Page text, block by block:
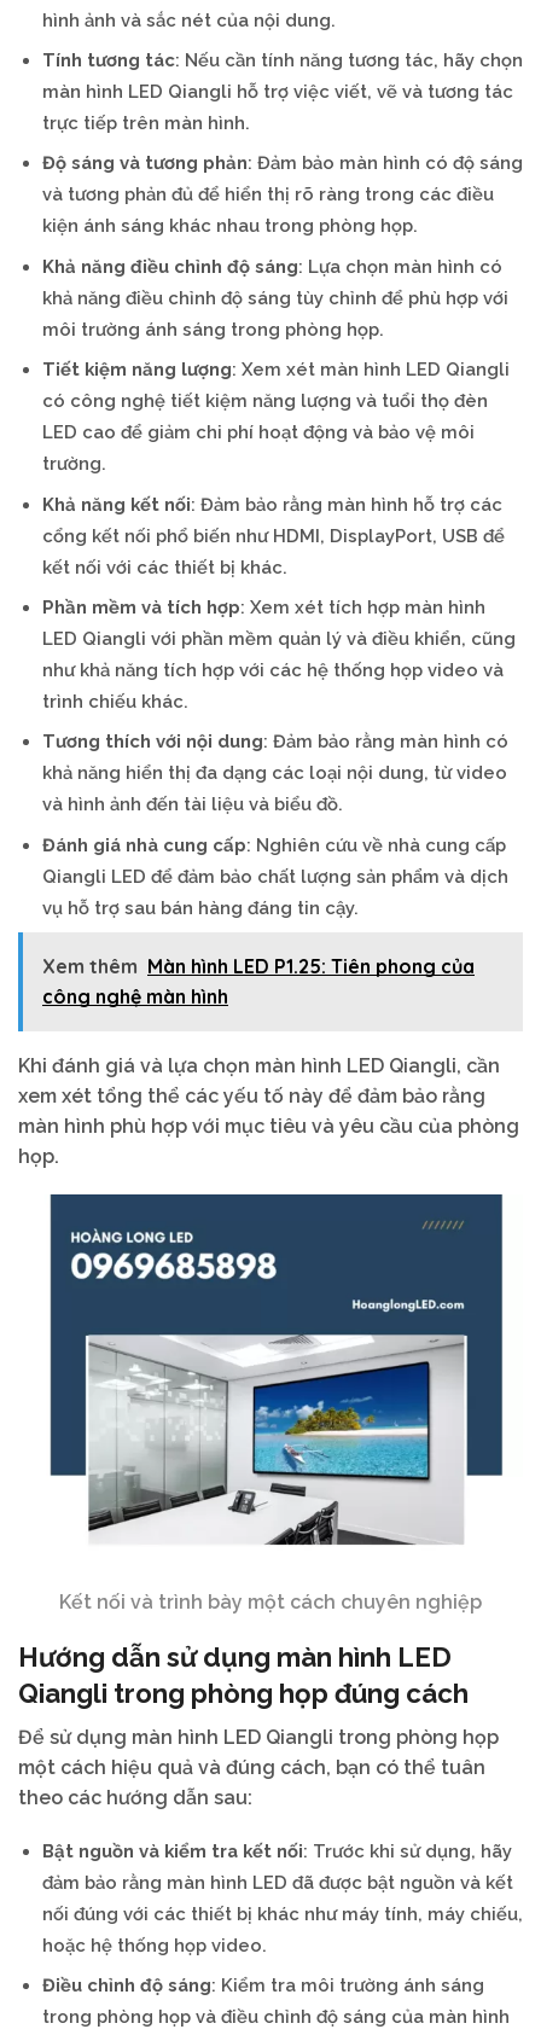
hình ảnh và sắc nét của nội dung.
Tính tương tác: Nếu cần tính năng tương tác, hãy chọn
màn hình LED Qiangli hỗ trợ việc viết, vẽ và tương tác
trực tiếp trên màn hình.
Độ sáng và tương phản: Đảm bảo màn hình có độ sáng
và tương phản đủ để hiển thị rõ ràng trong các điều
kiện ánh sáng khác nhau trong phòng họp.
Khả năng điều chỉnh độ sáng: Lựa chọn màn hình có
khả năng điều chỉnh độ sáng tùy chỉnh để phù hợp với
môi trường ánh sáng trong phòng họp.
Tiết kiệm năng lượng: Xem xét màn hình LED Qiangli
có công nghệ tiết kiệm năng lượng và tuổi thọ đèn
LED cao để giảm chi phí hoạt động và bảo vệ môi
trường.
Khả năng kết nối: Đảm bảo rằng màn hình hỗ trợ các
cổng kết nối phổ biến như HDMI, DisplayPort, USB để
kết nối với các thiết bị khác.
Phần mềm và tích hợp: Xem xét tích hợp màn hình
LED Qiangli với phần mềm quản lý và điều khiển, cũng
như khả năng tích hợp với các hệ thống họp video và
trình chiếu khác.
Tương thích với nội dung: Đảm bảo rằng màn hình có
khả năng hiển thị đa dạng các loại nội dung, từ video
và hình ảnh đến tài liệu và biểu đồ.
Đánh giá nhà cung cấp: Nghiên cứu về nhà cung cấp
Qiangli LED để đảm bảo chất lượng sản phẩm và dịch
vụ hỗ trợ sau bán hàng đáng tin cậy.
Xem thêm Màn hình LED P1.25: Tiên phong của
công nghệ màn hình
Khi đánh giá và lựa chọn màn hình LED Qiangli, cần
xem xét tổng thể các yếu tố này để đảm bảo rằng
màn hình phù hợp với mục tiêu và yêu cầu của phòng
họp.
Kết nối và trình bày một cách chuyên nghiệp
Hướng dẫn sử dụng màn hình LED
Qiangli trong phòng họp đúng cách
Để sử dụng màn hình LED Qiangli trong phòng họp
một cách hiệu quả và đúng cách, bạn có thể tuân
theo các hướng dẫn sau:
Bật nguồn và kiểm tra kết nối: Trước khi sử dụng, hãy
đảm bảo rằng màn hình LED đã được bật nguồn và kết
nối đúng với các thiết bị khác như máy tính, máy chiếu,
hoặc hệ thống họp video.
Điều chỉnh độ sáng: Kiểm tra môi trường ánh sáng
trong phòng họp và điều chỉnh độ sáng của màn hình